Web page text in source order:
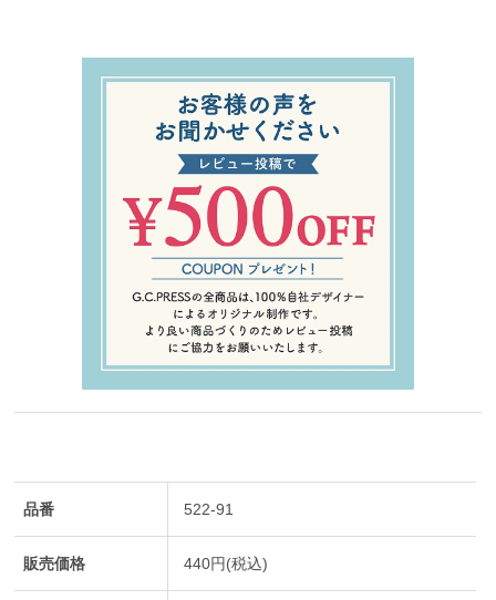
品番 522-91
販売価格 440円(税込)